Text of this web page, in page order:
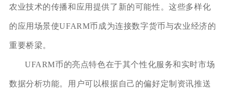
农业技术的传播和应用提供了新的可能性。这些多样化
的应用场景使UFARM币成为连接数字货币与农业经济的
重要桥梁。
UFARM币的亮点特色在于其个性化服务和实时市场
数据分析功能。用户可以根据自己的偏好定制资讯推送